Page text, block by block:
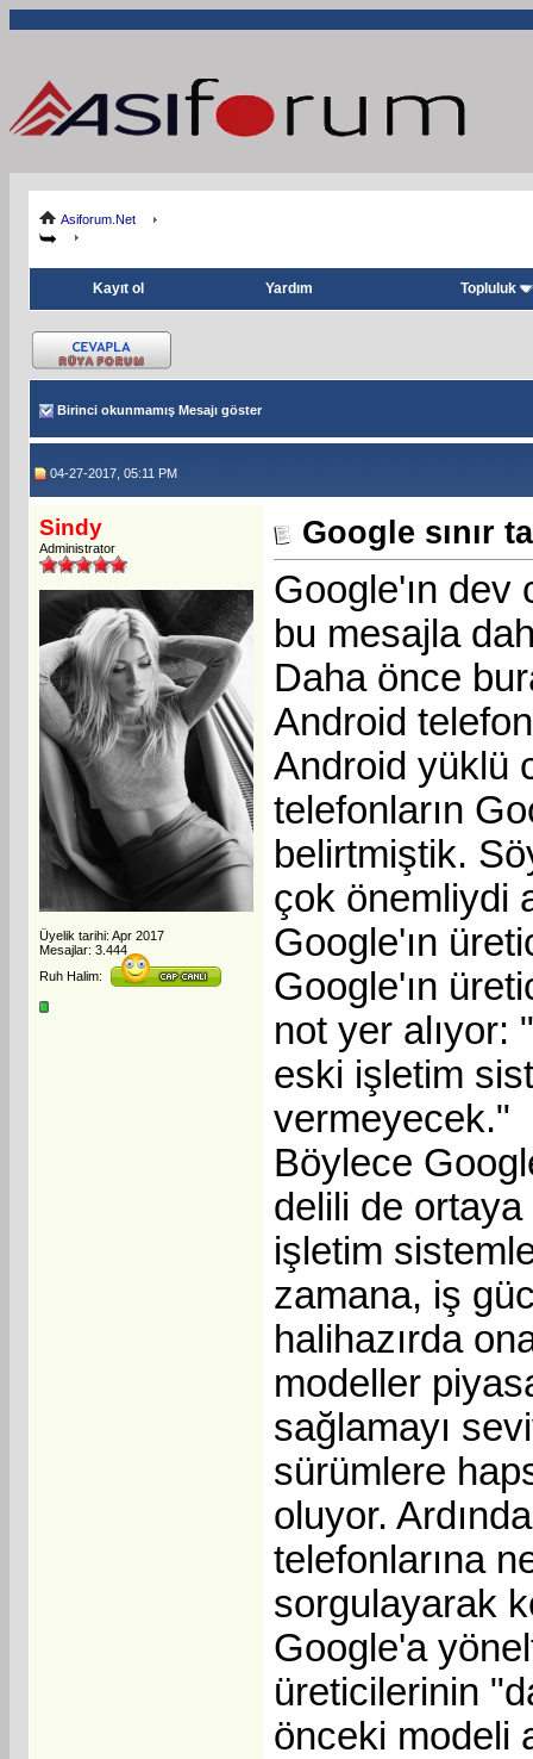
Asiforum.Net
Kayıt ol Yardım Topluluk
Birinci okunmamış Mesajı göster
04-27-2017, 05:11 PM
Sindy
Administrator
Üyelik tarihi: Apr 2017
Mesajlar: 3.444
Ruh Halim:
Google sınır
Google'ın
bu mesajla
Daha önce
Android
Android yüklü
telefonların
belirtmiştik.
çok önemliydi
Google'ın
Google'ın
not yer alıyor:
eski işletim
vermeyecek."
Böylece
delili de ortaya
işletim
zamana, iş
halihazırda
modeller
sağlamayı
sürümlere
oluyor.
telefonlarına
sorgulayarak
Google'a
üreticilerinin
önceki modeli